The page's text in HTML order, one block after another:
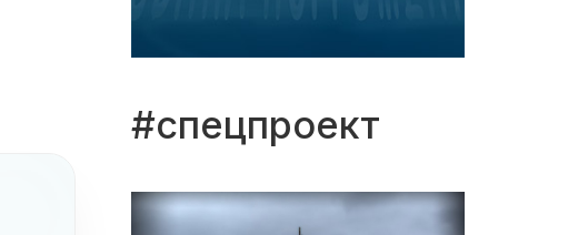
#спецпроект